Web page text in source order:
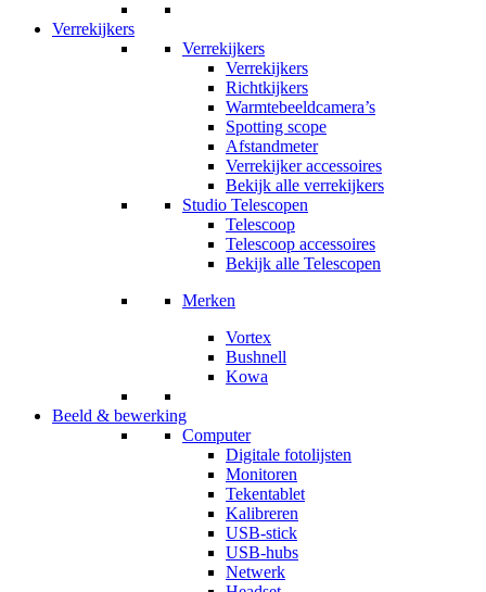
Verrekijkers
Verrekijkers
Verrekijkers
Richtkijkers
Warmtebeeldcamera’s
Spotting scope
Afstandmeter
Verrekijker accessoires
Bekijk alle verrekijkers
Studio Telescopen
Telescoop
Telescoop accessoires
Bekijk alle Telescopen
Merken
Vortex
Bushnell
Kowa
Beeld & bewerking
Computer
Digitale fotolijsten
Monitoren
Tekentablet
Kalibreren
USB-stick
USB-hubs
Netwerk